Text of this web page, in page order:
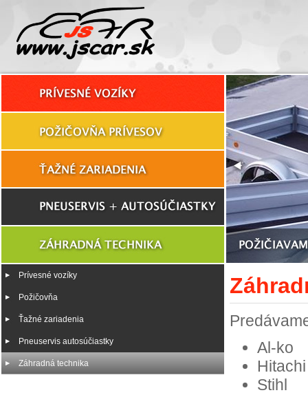
Prívesné vozíky
Požičovňa
Ťažné zariadenia
Pneuservis autosúčiastky
Záhradná technika
Al-ko
Hitachi
Stihl